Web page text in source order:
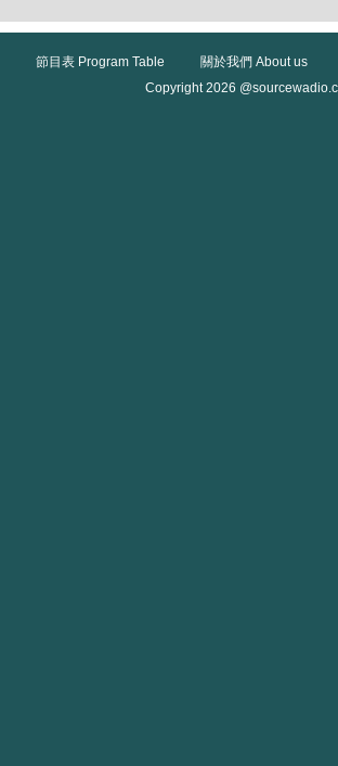
節目表 Program Table
關於我們 About us
Copyright 2026